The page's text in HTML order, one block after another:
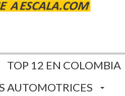
TOP 12 EN COLOMBIA
AUTOMOTRICES